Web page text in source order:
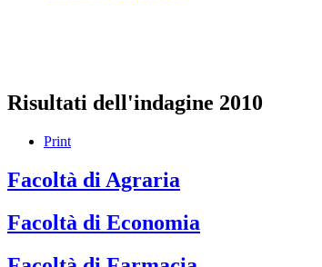
Risultati dell'indagine 2010
Print
Facoltà di Agraria
Facoltà di Economia